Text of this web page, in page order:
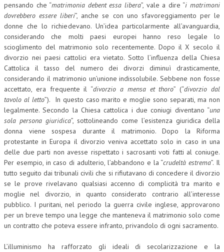
ECONOMIA
CORPORATE SOCIAL RESPONSIBILITY
ECONOMIA DELL’ARTE
INTERNAZIONALIZZAZIONE
HUMAN RESOURCES
RISORSE UMANE
MARKETING
TREASURY IN FINANCIAL SERVICES
RISK MANAGEMENT
SVILUPPO SOSTENIBILE
PERSONA E CITTÀ
L’UMANISTA
DIRITTO
DIRITTO PENALE D’IMPRESA
pensando che “matrimonia debent essa libera”, vale a dire “i matrimoni
dovrebbero essere liberi”, anche se con uno sfavoreggiamento per le
donne che lo richiedevano. Un’idea particolarmente all’avanguardia,
considerando che molti paesi europei hanno reso legale lo
scioglimento del matrimonio solo recentemente. Dopo il X secolo il
divorzio nei paesi cattolici era vietato. Sotto l’influenza della Chiesa
Cattolica il tasso del numero dei divorzi diminuì drasticamente,
considerando il matrimonio un’unione indissolubile. Sebbene non fosse
accettato, era frequente il “divorzio a mensa et thoro” (“divorzio dal
tavolo al letto”). In questo caso marito e moglie sono separati, ma non
legalmente. Secondo la Chiesa cattolica i due coniugi diventano “una
sola persona giuridica”, sottolineando come l’esistenza giuridica della
donna viene sospesa durante il matrimonio. Dopo la Riforma
protestante in Europa il divorzio veniva accettato solo in caso in una
delle due parti non avesse rispettato i sacrosanti voti fatti al coniuge.
Per esempio, in caso di adulterio, l’abbandono e la “crudeltà estrema”. Il
tutto seguito dai tribunali civili che si rifiutavano di concedere il divorzio
se le prove rivelavano qualsiasi accenno di complicità tra marito e
moglie nel divorzio, in quanto considerato contrario all’interesse
pubblico. I puritani, nel periodo la guerra civile inglese, approvarono
per un breve tempo una legge che manteneva il matrimonio solo come
un contratto che poteva essere infranto, privandolo di ogni sacramento.
L’illuminismo ha rafforzato gli ideali di secolarizzazione e la